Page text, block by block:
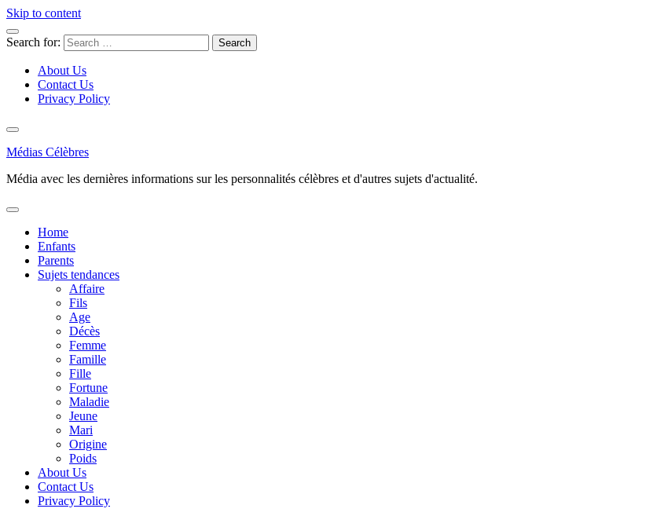
Skip to content
Search for:
About Us
Contact Us
Privacy Policy
Médias Célèbres
Média avec les dernières informations sur les personnalités célèbres et d'autres sujets d'actualité.
Home
Enfants
Parents
Sujets tendances
Affaire
Fils
Age
Décès
Femme
Famille
Fille
Fortune
Maladie
Jeune
Mari
Origine
Poids
About Us
Contact Us
Privacy Policy